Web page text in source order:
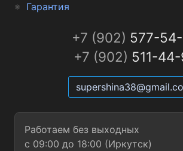
Гарантия
+7 (902) 577-
+7 (902) 511-44-
Работаем без выходных
с 09:00 до 18:00 (Иркутск)